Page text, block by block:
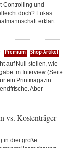
Controlling und
doch? Lukas
erklärt.
Premium Shop-Artikel
auf Null stellen, wie
im Interview (Seite
ein Printmagazin
Aber
vs. Kostenträger
in drei große